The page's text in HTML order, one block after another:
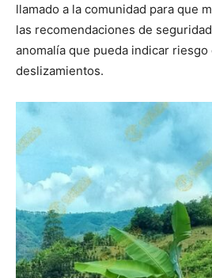
llamado a la comunidad para que
las recomendaciones de
anomalía que pueda indicar riesgo
deslizamientos.